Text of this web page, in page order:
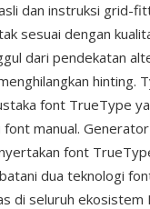
dan instruksi grid-
sesuai dengan
dari pendekatan
hinting.
font TrueType
manual.
font
dua teknologi
di seluruh ekosistem